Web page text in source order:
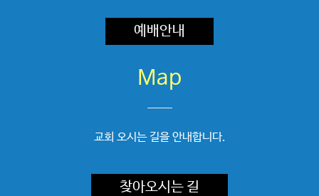
예배안내
Map
교회 오시는 길을 안내합니다.
찾아오시는 길